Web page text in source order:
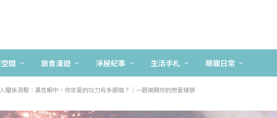
間 旅食漫遊 淨屋紀事 生活手札 萌寵日常
關係測驗：異性眼中，你求愛的功力有多遜咖？｜一題揭開你的戀愛樣貌